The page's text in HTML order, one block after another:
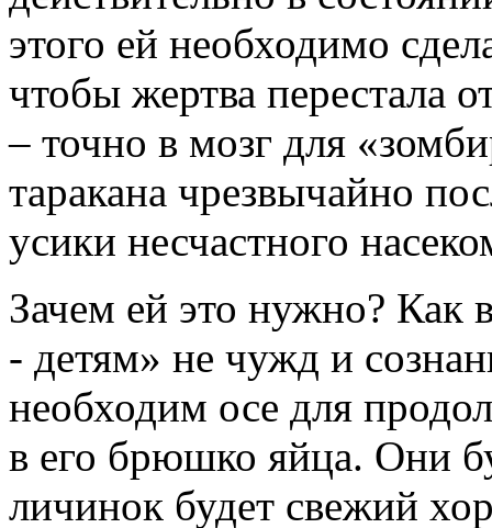
этого ей необходимо
чтобы жертва перестала
– точно в мозг для
таракана чрезвычайно
усики несчастного
Зачем ей это нужно? Как
- детям» не чужд и
необходим осе для
в его брюшко яйца. Они
личинок будет свежий